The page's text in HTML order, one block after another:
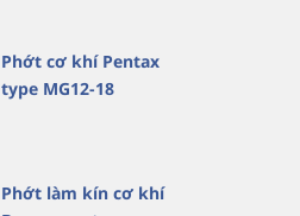
Phớt cơ khí Pentax
type MG12-18
Phớt làm kín cơ khí